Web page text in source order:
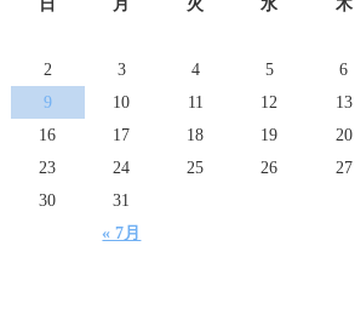
日 月 火 水 木
« 7月
2
3 4 5 6
9
10 11 12 13
16
17 18 19 20
23
24 25 26 27
30
31